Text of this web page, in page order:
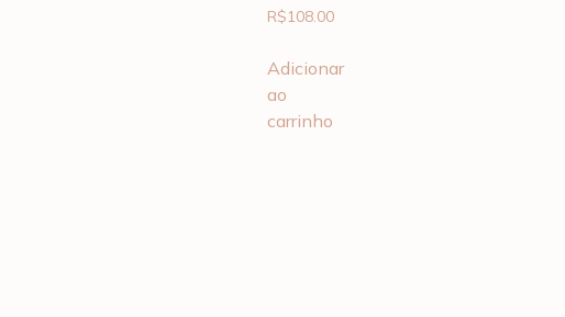
R$108.00
Adicionar
ao
carrinho